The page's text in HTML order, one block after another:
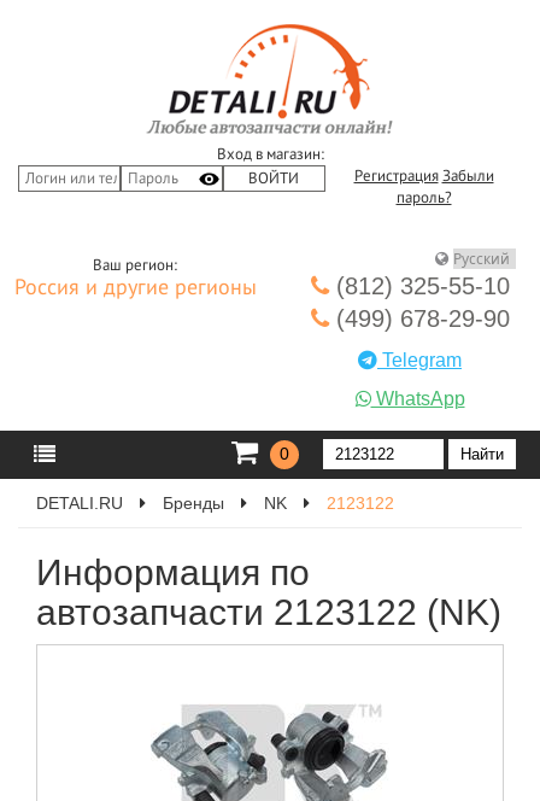
Вход в магазин:
Регистрация Забыли
пароль?
Ваш регион:
Россия и другие регионы
(812) 325-55-10
(499) 678-29-90
Telegram
WhatsApp
0
DETALI.RU Бренды NK 2123122
Информация по
автозапчасти 2123122 (NK)